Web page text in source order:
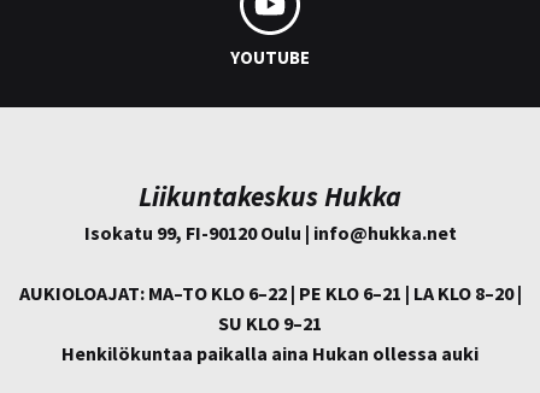
YOUTUBE
Liikuntakeskus Hukka
Isokatu 99, FI-90120 Oulu | info@hukka.net
AUKIOLOAJAT: MA–TO KLO 6–22 | PE KLO 6–21 | LA KLO 8–20 |
SU KLO 9–21
Henkilökuntaa paikalla aina Hukan ollessa auki